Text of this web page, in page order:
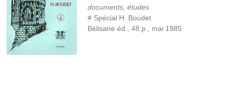
documents, études
# Spécial H. Boudet
Bélisane éd., 48 p., mai 1985